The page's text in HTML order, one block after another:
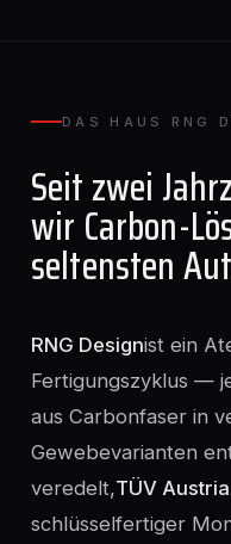
DAS HAUS RNG
Seit zwei
wir Carbon-
seltensten
RNG Designist ein
Fertigungszyklus —
aus Carbonfaser in
Gewebevarianten
veredelt,TÜV
schlüsselfertiger